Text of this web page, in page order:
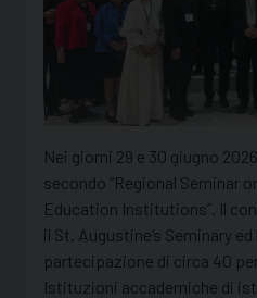
Nei giorni 29 e 30 giugno
secondo “Regional Seminar
Education Institutions”. Il
il St. Augustine’s Seminary
partecipazione di circa 40
Istituzioni accademiche di